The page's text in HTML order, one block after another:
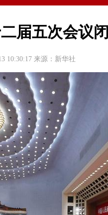
届五次会议
10:30:17 来源：新华社